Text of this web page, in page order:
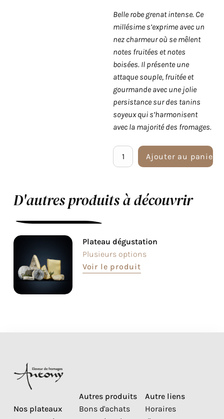
Belle robe grenat intense. Ce
millésime s’exprime avec un
nez charmeur où se mêlent
notes fruitées et notes
boisées. Il présente une
attaque souple, fruitée et
gourmande avec une jolie
persistance sur des tanins
soyeux qui s’harmonisent
avec la majorité des fromages.
Ajouter au panier
D'autres produits à découvrir
Plateau dégustation
Plusieurs options
Voir le produit
Nos plateaux
Autres produits
Bons d'achats
Autre liens
Horaires